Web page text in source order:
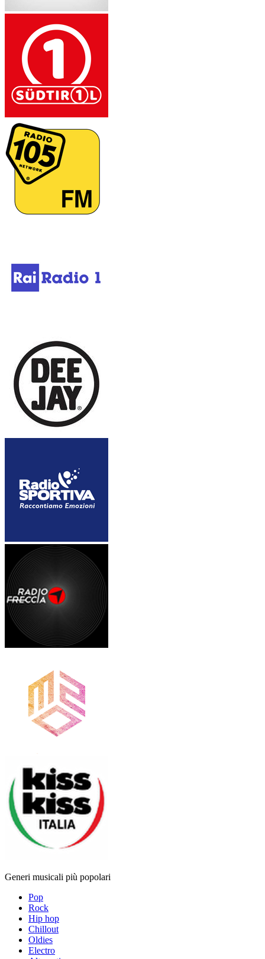
Generi musicali più popolari
Pop
Rock
Hip hop
Chillout
Oldies
Electro